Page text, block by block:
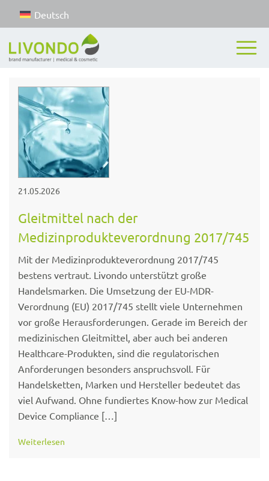
Deutsch
21.05.2026
Gleitmittel nach der
Medizinprodukteverordnung 2017/745
Mit der Medizinprodukteverordnung 2017/745
bestens vertraut. Livondo unterstützt große
Handelsmarken. Die Umsetzung der EU-MDR-
Verordnung (EU) 2017/745 stellt viele Unternehmen
vor große Herausforderungen. Gerade im Bereich der
medizinischen Gleitmittel, aber auch bei anderen
Healthcare-Produkten, sind die regulatorischen
Anforderungen besonders anspruchsvoll. Für
Handelsketten, Marken und Hersteller bedeutet das
viel Aufwand. Ohne fundiertes Know-how zur Medical
Device Compliance […]
Weiterlesen